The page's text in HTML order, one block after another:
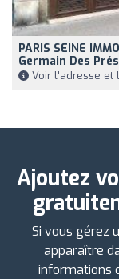
PARIS SEINE
Germain Des Prés
Voir l'adresse et
Ajoutez
Si vous gérez
apparaître
informations